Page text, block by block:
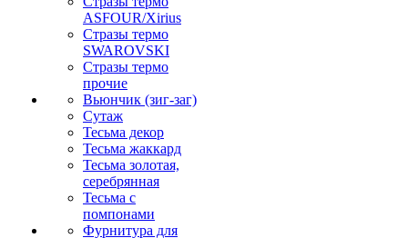
ASFOUR/Xirius
Стразы термо
SWAROVSKI
Стразы термо
прочие
Вьюнчик (зиг-заг)
Сутаж
Тесьма декор
Тесьма жаккард
Тесьма золотая,
серебрянная
Тесьма с
помпонами
Фурнитура для